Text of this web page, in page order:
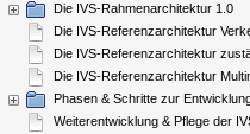
Die IVS-Rahmenarchitektur 1.0
Die IVS-Referenzarchitektur
Die IVS-Referenzarchitektur
Die IVS-Referenzarchitektur
Phasen & Schritte zur
Weiterentwicklung & Pflege der